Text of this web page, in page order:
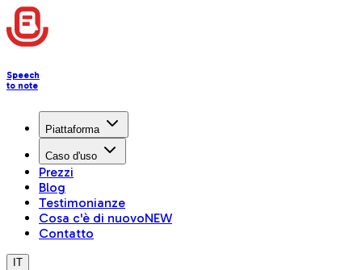
Speech
to note
Piattaforma
Caso d'uso
Prezzi
Blog
Testimonianze
Cosa c'è di nuovoNEW
Contatto
IT